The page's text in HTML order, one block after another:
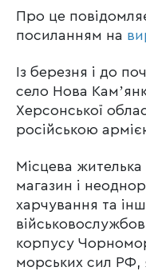
Про це
посиланням на
Із березня і до
село Нова
Херсонської
російською
Місцева жителька
магазин і
харчування та
корпусу
морських сил РФ,